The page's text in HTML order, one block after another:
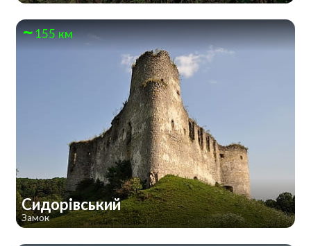
155 км
Сидорівський
Замок